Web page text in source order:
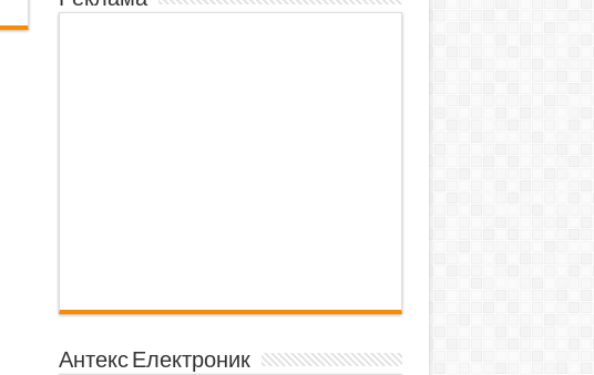
Антекс Електроник